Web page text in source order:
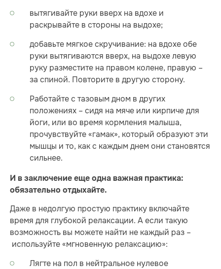
вытягивайте руки вверх на вдохе и
раскрывайте в стороны на выдохе;
добавьте мягкое скручивание: на вдохе обе
руки вытягиваются вверх, на выдохе левую
руку разместите на правом колене, правую –
за спиной. Повторите в другую сторону.
Работайте с тазовым дном в других
положениях – сидя на мяче или кирпиче для
йоги, или во время кормления малыша,
прочувствуйте «гамак», который образуют эти
мышцы и то, как с каждым днем они становятся
сильнее.
И в заключение еще одна важная практика:
обязательно отдыхайте.
Даже в недолгую простую практику включайте
время для глубокой релаксации. А если такую
возможность вы можете найти не каждый раз –
используйте «мгновенную релаксацию»:
Лягте на пол в нейтральное нулевое